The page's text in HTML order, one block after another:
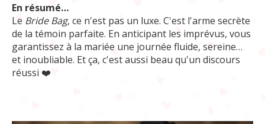
En résumé…
Le Bride Bag, ce n'est pas un luxe. C'est l'arme secrète
de la témoin parfaite. En anticipant les imprévus, vous
garantissez à la mariée une journée fluide, sereine…
et inoubliable. Et ça, c'est aussi beau qu'un discours
réussi ❤️